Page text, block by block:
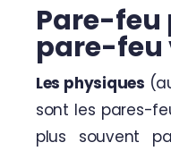
Pare-feu
pare-feu
Les physiques
sont les pares-
plus souvent